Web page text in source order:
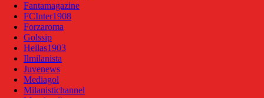
Fantamagazine
FCInter1908
Forzaroma
Golssip
Hellas1903
Ilmilanista
Juvenews
Mediagol
Milanistichannel